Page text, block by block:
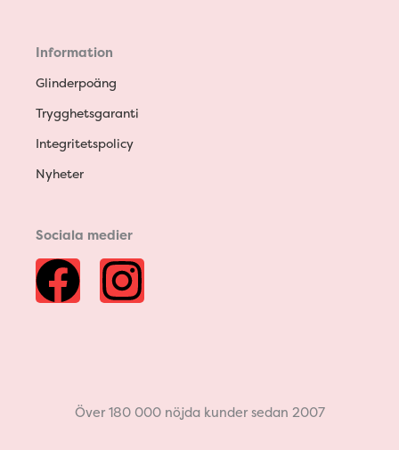
Information
Glinderpoäng
Trygghetsgaranti
Integritetspolicy
Nyheter
Sociala medier
F
a
e
I
n
t
Över 180 000 nöjda kunder sedan 2007